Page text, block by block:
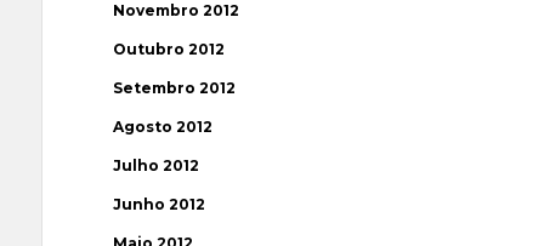
Novembro 2012
Outubro 2012
Setembro 2012
Agosto 2012
Julho 2012
Junho 2012